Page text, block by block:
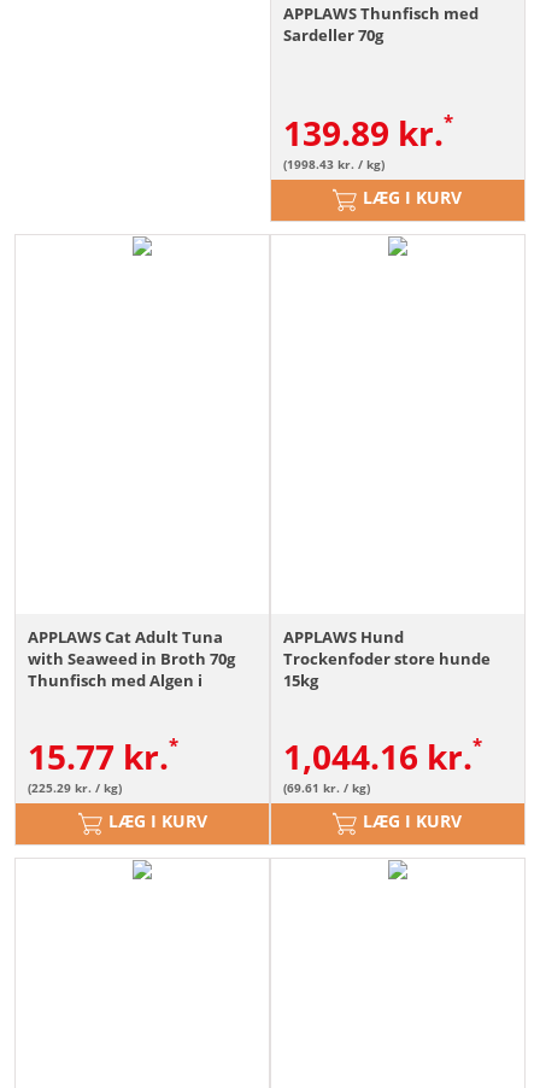
APPLAWS Thunfisch med
Sardeller 70g
139.89 kr.
(1998.43 kr. / kg)
LÆG I KURV
APPLAWS Cat Adult Tuna
with Seaweed in Broth 70g
Thunfisch med Algen i
15.77 kr.
(225.29 kr. / kg)
LÆG I KURV
APPLAWS Hund
Trockenfoder store hunde
15kg
1,044.16 kr.
(69.61 kr. / kg)
LÆG I KURV